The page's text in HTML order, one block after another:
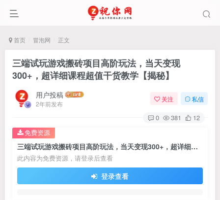
首页 冒泡网 正文
三端试玩游戏搬砖项目高阶玩法，当天变现
300+，超详细课程超值干货教学【揭秘】
用户投稿
2年前发布
关注 私信
0 381 12
三端试玩游戏搬砖项目高阶玩法，当天变现300+，超详细课程超值干货教学【揭秘】
此内容为免费资源，请登录后查看
登录查看
免费资源